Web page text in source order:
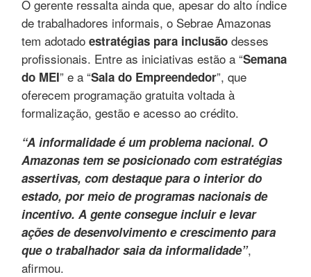
O gerente ressalta ainda que, apesar do alto índice
de trabalhadores informais, o Sebrae Amazonas
tem adotado estratégias para inclusão desses
profissionais. Entre as iniciativas estão a “Semana
do MEI” e a “Sala do Empreendedor”, que
oferecem programação gratuita voltada à
formalização, gestão e acesso ao crédito.
“A informalidade é um problema nacional. O
Amazonas tem se posicionado com estratégias
assertivas, com destaque para o interior do
estado, por meio de programas nacionais de
incentivo. A gente consegue incluir e levar
ações de desenvolvimento e crescimento para
que o trabalhador saia da informalidade”,
afirmou.